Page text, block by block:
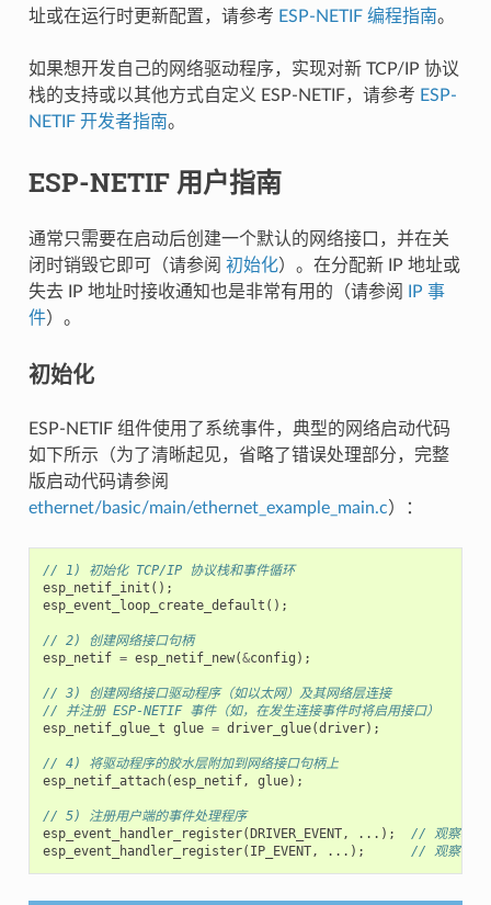
址或在运行时更新配置，请参考 ESP-NETIF 编程指南。
如果想开发自己的网络驱动程序，实现对新 TCP/IP 协议
栈的支持或以其他方式自定义 ESP-NETIF，请参考 ESP-
NETIF 开发者指南。
ESP-NETIF 用户指南
通常只需要在启动后创建一个默认的网络接口，并在关
闭时销毁它即可（请参阅 初始化）。在分配新 IP 地址或
失去 IP 地址时接收通知也是非常有用的（请参阅
IP 事
件）。
初始化
ESP-NETIF 组件使用了系统事件，典型的网络启动代码
如下所示（为了清晰起见，省略了错误处理部分，完整
版启动代码请参阅
ethernet/basic/main/ethernet_example_main.c）：
// 1) 初始化 TCP/IP 协议栈和事件循环
esp_netif_init ();
esp_event_loop_create_default ();
// 2) 创建网络接口句柄
esp_netif = esp_netif_new(&config );
// 3) 创建网络接口驱动程序（如以太网）及其网络层连接
// 并注册 ESP-NETIF 事件（如，在发生连接事件时将启用接口）
esp_netif_glue_t glue = driver_glue(driver);
// 4) 将驱动程序的胶水层附加到网络接口句柄上
esp_netif_attach(esp_netif, glue);
// 5) 注册用户端的事件处理程序
esp_event_handler_register(DRIVER_EVENT, ...);
// 观察驱动
esp_event_handler_register( IP_EVENT, ...); // 观察